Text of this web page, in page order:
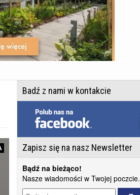
Badź z nami w kontakcie
Zapisz się na nasz Newsletter
Bądź na bieżąco!
Nasze wiadomości w Twojej poczcie.